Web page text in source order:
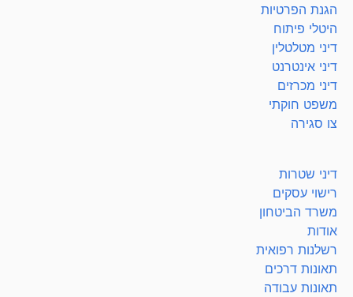
הגנת הפרטיות
היטלי פיתוח
דיני מטלטלין
דיני אינטרנט
דיני מכרזים
משפט חוקתי
צו סגירה
דיני שטרות
רישוי עסקים
משרד הביטחון
אודות
רשלנות רפואית
תאונות דרכים
תאונות עבודה